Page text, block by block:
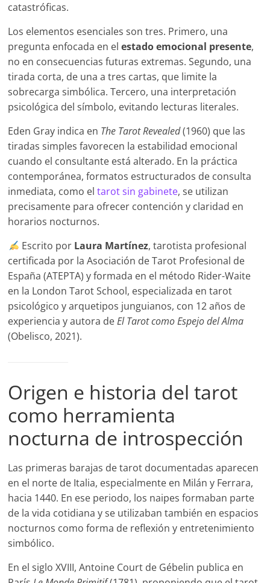
catastróficas.
Los elementos esenciales son tres. Primero, una
pregunta enfocada en elestado emocional presente,
no en consecuencias futuras extremas. Segundo, una
tirada corta, de una a tres cartas, que limite la
sobrecarga simbólica. Tercero, una interpretación
psicológica del símbolo, evitando lecturas literales.
Eden Gray indica en The Tarot Revealed(1960) que las
tiradas simples favorecen la estabilidad emocional
cuando el consultante está alterado. En la práctica
contemporánea, formatos estructurados de consulta
inmediata, como eltarot sin gabinete, se utilizan
precisamente para ofrecer contención y claridad en
horarios nocturnos.
Escrito por Laura Martínez, tarotista profesional
certificada por la Asociación de Tarot Profesional de
España (ATEPTA) y formada en el método Rider-Waite
en la London Tarot School, especializada en tarot
psicológico y arquetipos junguianos, con 12 años de
experiencia y autora deEl Tarot como Espejo del Alma
(Obelisco, 2021).
Origen e historia del tarot
como herramienta
nocturna de introspección
Las primeras barajas de tarot documentadas aparecen
en el norte de Italia, especialmente en Milán y Ferrara,
hacia 1440. En ese periodo, los naipes formaban parte
de la vida cotidiana y se utilizaban también en espacios
nocturnos como forma de reflexión y entretenimiento
simbólico.
En el siglo XVIII, Antoine Court de Gébelin publica en